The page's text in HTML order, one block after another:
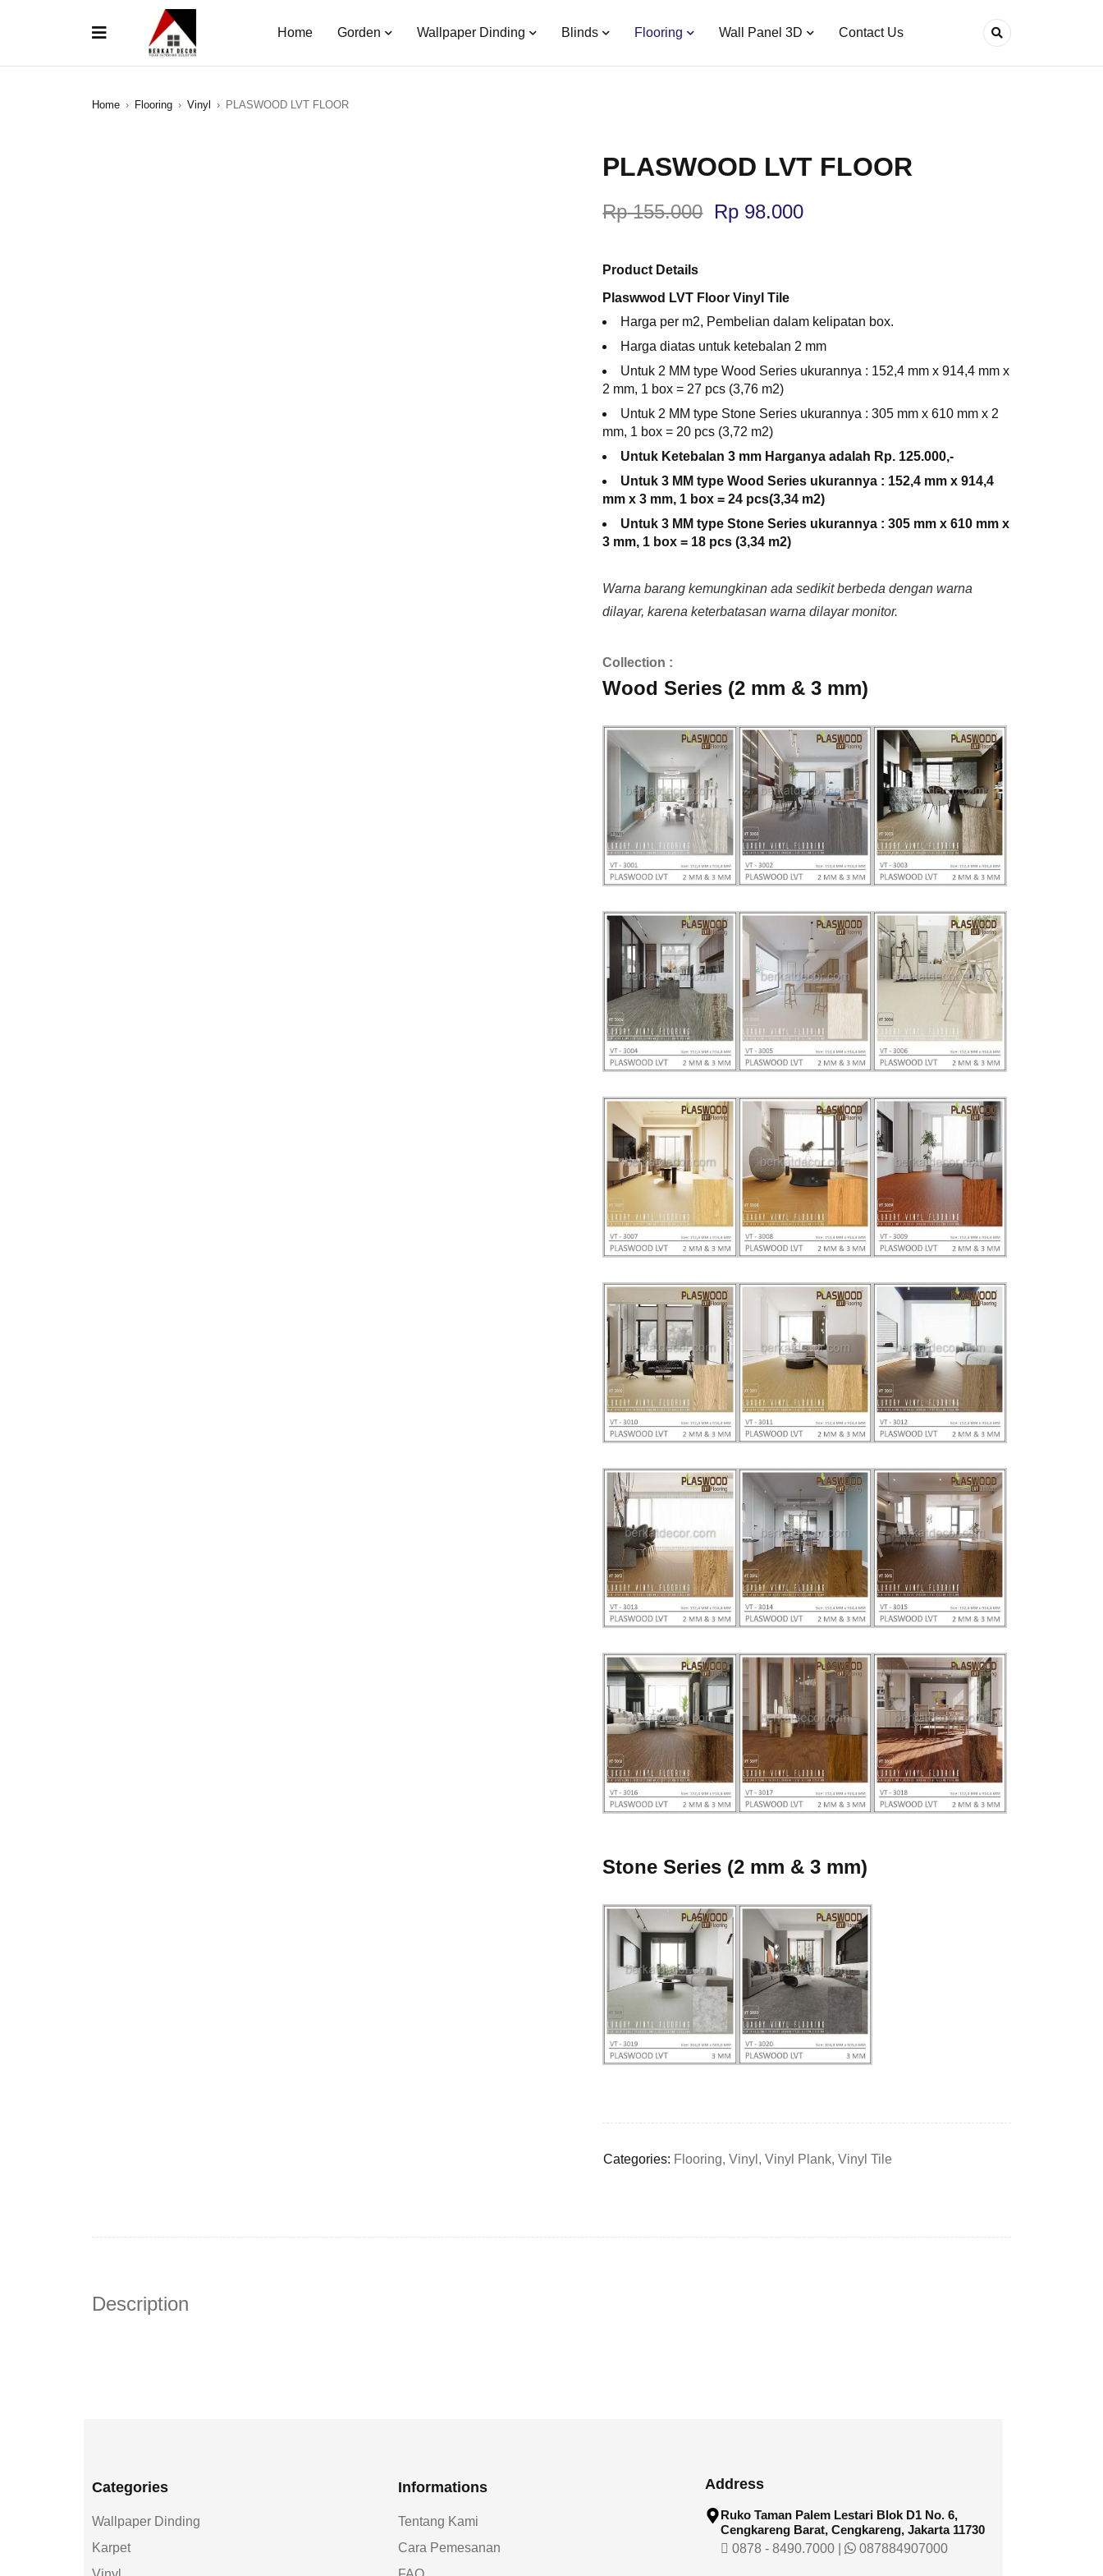
Home Gorden Wallpaper Dinding Blinds Flooring Wall Panel 3D Contact Us
Home › Flooring › Vinyl › PLASWOOD LVT FLOOR
PLASWOOD LVT FLOOR
Rp155.000 Rp 98.000
Product Details
Plaswwod LVT Floor Vinyl Tile
Harga per m2, Pembelian dalam kelipatan box.
Harga diatas untuk ketebalan 2 mm
Untuk 2 MM type Wood Series ukurannya : 152,4 mm x 914,4 mm x
2 mm, 1 box = 27 pcs (3,76 m2)
Untuk 2 MM type Stone Series ukurannya :305 mm x 610 mm x 2
mm, 1 box = 20 pcs (3,72 m2)
Untuk Ketebalan 3 mm Harganya adalah Rp. 125.000,-
Untuk 3 MM type Wood Series ukurannya : 152,4 mm x 914,4
mm x 3 mm, 1 box = 24 pcs(3,34 m2)
Untuk 3 MM type Stone Series ukurannya : 305 mm x 610 mm x
3 mm, 1 box = 18 pcs (3,34 m2)
Warna barang kemungkinan ada sedikit berbeda dengan warna
dilayar, karena keterbatasan warna dilayar monitor.
Collection :
Wood Series (2 mm & 3 mm)
Stone Series (2 mm & 3 mm)
Deals ends in:
Categories: Flooring,Vinyl ,Vinyl Plank,Vinyl Tile
Description
Categories
Wallpaper Dinding
Karpet
Informations
Tentang Kami
Cara Pemesanan
Address
Ruko Taman Palem Lestari Blok D1 No. 6,
Cengkareng Barat, Cengkareng, Jakarta 11730
0878 - 8490.7000| 087884907000